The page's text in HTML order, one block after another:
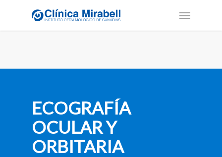
ECOGRAFÍA
OCULAR Y
ORBITARIA